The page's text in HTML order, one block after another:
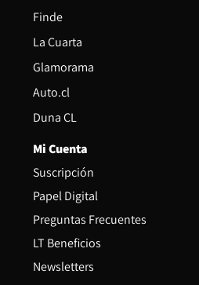
Finde
La Cuarta
Glamorama
Auto.cl
Duna CL
window
Mi Cuenta
Suscripción
Papel Digital
Preguntas Frecuentes
LT Beneficios
Newsletters